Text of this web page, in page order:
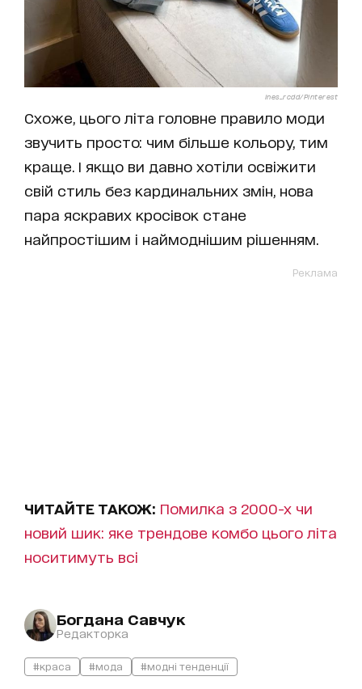
ines_rcdd/Pinterest
Схоже, цього літа головне правило моди
звучить просто: чим більше кольору, тим
краще. І якщо ви давно хотіли освіжити
свій стиль без кардинальних змін, нова
пара яскравих кросівок стане
найпростішим і наймоднішим рішенням.
Реклама
ЧИТАЙТЕ ТАКОЖ: Помилка з 2000-х чи
новий шик: яке трендове комбо цього літа
носитимуть всі
Богдана Савчук
Редакторка
#краса #мода #модні тенденції